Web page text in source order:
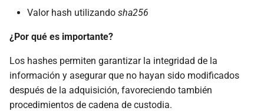
Valor hash utilizando sha256
¿Por qué es importante?
Los hashes permiten garantizar la integridad de la
información y asegurar que no hayan sido modificados
después de la adquisición, favoreciendo también
procedimientos de cadena de custodia.